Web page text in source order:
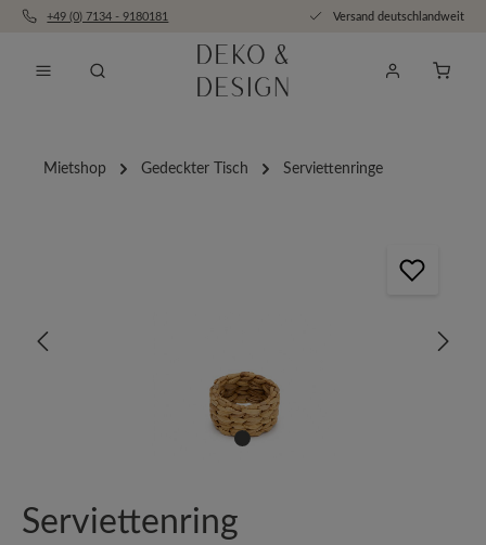
Zum Hauptinhalt springen
+49 (0) 7134 - 9180181 Versand deutschlandweit
Mietshop Gedeckter Tisch Serviettenringe
Serviettenring